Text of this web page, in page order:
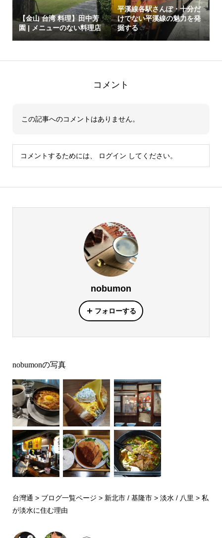
【金山 台湾 料理】田中芳
園 | メニューのない料理店
平溪線各駅さんぽ・十分だ
けでない平溪線の魅力を発
掘する
コメント
この記事へのコメントはありません。
コメントするためには、 ログイン してください。
nobumon
フォローする
nobumonの写真
台灣通 > ブログ一覧ページ > 新北市 / 基隆市> 淡水 / 八里 > 私
が淡水に住む理由